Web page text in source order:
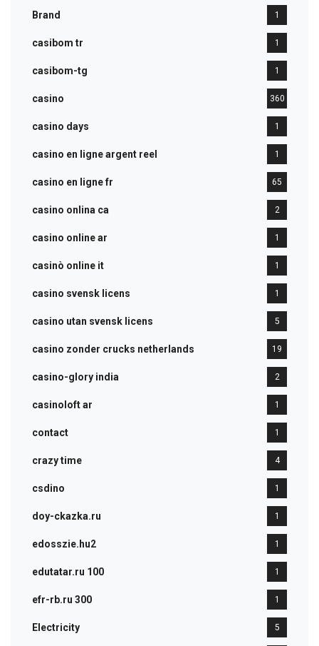
Brand 1
casibom tr 1
casibom-tg 1
casino 360
casino days 1
casino en ligne argent reel 1
casino en ligne fr 65
casino onlina ca 2
casino online ar 1
casinò online it 1
casino svensk licens 1
casino utan svensk licens 5
casino zonder crucks netherlands 19
casino-glory india 2
casinoloft ar 1
contact 1
crazy time 4
csdino 1
doy-ckazka.ru 1
edosszie.hu2 1
edutatar.ru 100 1
efr-rb.ru 300 1
Electricity 5